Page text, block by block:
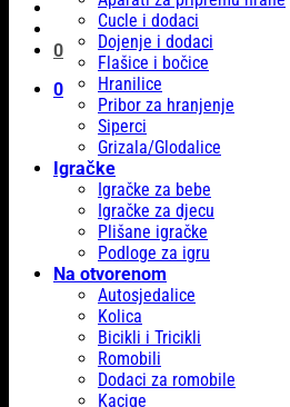
0
0
Cucle i dodaci
Dojenje i dodaci
Flašice i bočice
Hranilice
Pribor za hranjenje
Siperci
Grizala/Glodalice
Igračke
Igračke za bebe
Igračke za djecu
Plišane igračke
Podloge za igru
Na otvorenom
Autosjedalice
Kolica
Bicikli i Tricikli
Romobili
Dodaci za romobile
Kacige